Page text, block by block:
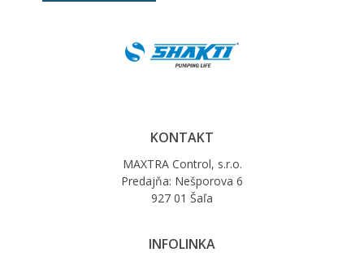
KONTAKT
MAXTRA Control, s.r.o.
Predajňa: Nešporova 6
927 01 Šaľa
INFOLINKA